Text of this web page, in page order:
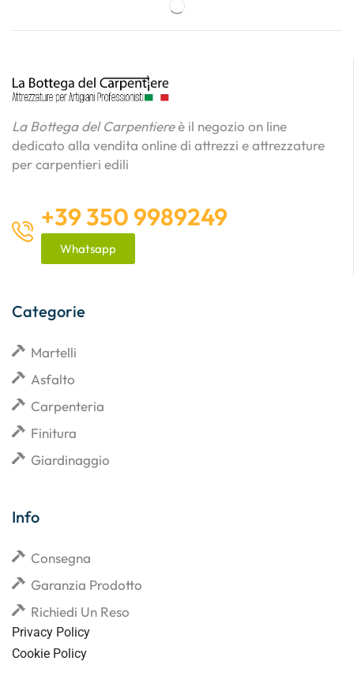
La Bottega del Carpentiereè il negozio on line
dedicato alla vendita online di attrezzi e attrezzature
per carpentieri edili
+39 350 9989249
Whatsapp
Categorie
Martelli
Asfalto
Carpenteria
Finitura
Giardinaggio
Info
Consegna
Garanzia Prodotto
Richiedi Un Reso
Privacy Policy
Cookie Policy